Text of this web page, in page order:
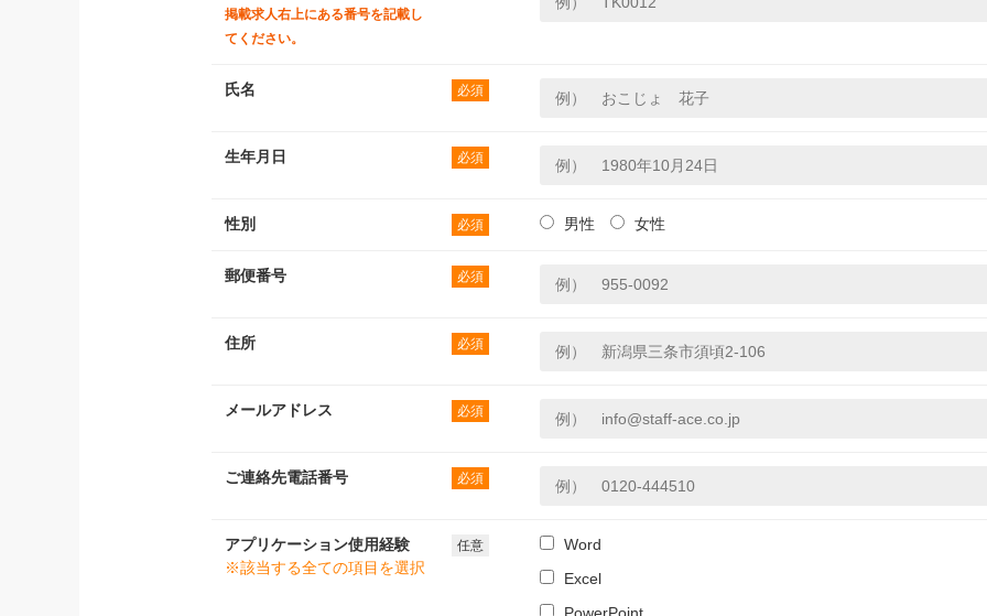
掲載求人右上にある番号を記載し
てください。
氏名 必須
生年月日 必須
性別 必須 男性 女性
郵便番号 必須
住所 必須
メールアドレス 必須
ご連絡先電話番号 必須
アプリケーション使用経験
※該当する全ての項目を選択
任意
Word
Excel